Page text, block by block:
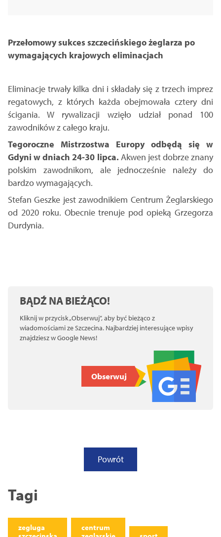
Przełomowy sukces szczecińskiego żeglarza po
wymagających krajowych eliminacjach
Eliminacje trwały kilka dni i składały się z trzech imprez
regatowych, z których każda obejmowała cztery dni
ścigania. W rywalizacji wzięło udział ponad 100
zawodników z całego kraju.
Tegoroczne Mistrzostwa Europy odbędą się w
Gdyni w dniach 24-30 lipca. Akwen jest dobrze znany
polskim zawodnikom, ale jednocześnie należy do
bardzo wymagających.
Stefan Geszke jest zawodnikiem Centrum Żeglarskiego
od 2020 roku. Obecnie trenuje pod opieką Grzegorza
Durdynia.
BĄDŹ NA BIEŻĄCO!
Kliknij w przycisk „Obserwuj”, aby być bieżąco z
wiadomościami ze Szczecina. Najbardziej interesujące wpisy
znajdziesz w Google News!
Obserwuj
Powrót
Tagi
zegluga
centrum